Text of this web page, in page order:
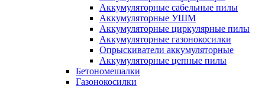
Аккумуляторные сабельные пилы
Аккумуляторные УШМ
Аккумуляторные циркулярные пилы
Аккумуляторные газонокосилки
Опрыскиватели аккумуляторные
Аккумуляторные цепные пилы
Бетономешалки
Газонокосилки